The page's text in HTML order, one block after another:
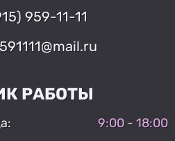
959-11-11
РАБОТЫ
9:00 - 18:00